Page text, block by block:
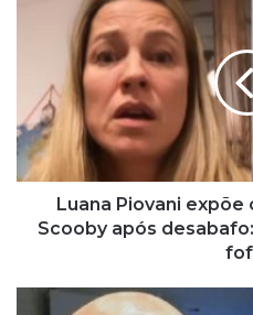
Pedro
Scooby
após
desabafo:
tenho
fofo’
Luana Piovani
Scooby após
Leandro